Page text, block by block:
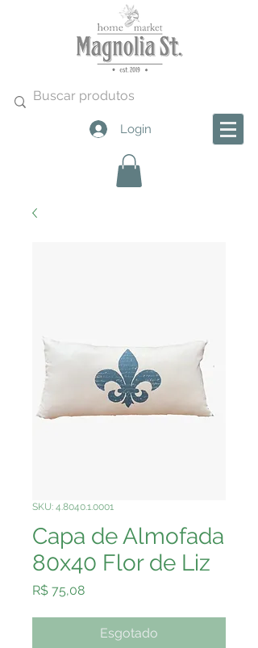
Login
SKU: 4.8040.1.0001
Capa de Almofada
80x40 Flor de Liz
R$ 75,08Preço
Esgotado